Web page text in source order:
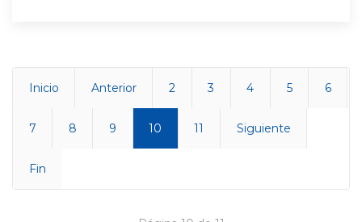
Inicio Anterior 2 3 4 5 6
7 8 9 10 11 Siguiente
Fin